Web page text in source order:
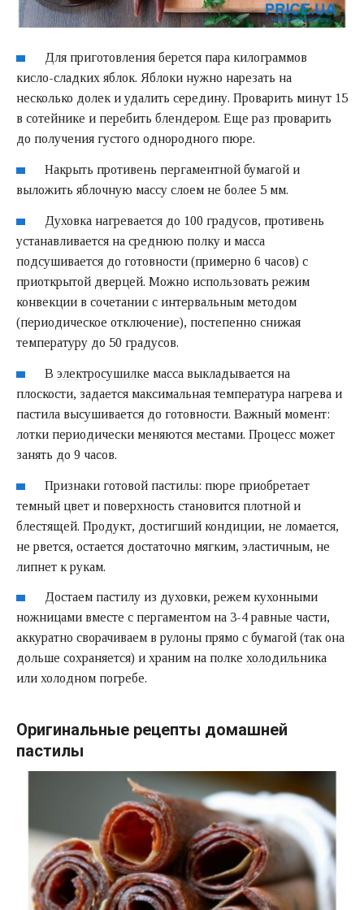
Для приготовления берется пара килограммов
кисло-сладких яблок. Яблоки нужно нарезать на
несколько долек и удалить середину. Проварить минут 15
в сотейнике и перебить блендером. Еще раз проварить
до получения густого однородного пюре.
Накрыть противень пергаментной бумагой и
выложить яблочную массу слоем не более 5 мм.
Духовка нагревается до 100 градусов, противень
устанавливается на среднюю полку и масса
подсушивается до готовности (примерно 6 часов) с
приоткрытой дверцей. Можно использовать режим
конвекции в сочетании с интервальным методом
(периодическое отключение), постепенно снижая
температуру до 50 градусов.
Вэлектросушилке масса выкладывается на
плоскости, задается максимальная температура нагрева и
пастила высушивается до готовности. Важный момент:
лотки периодически меняются местами. Процесс может
занять до 9 часов.
Признаки готовой пастилы: пюре приобретает
темный цвет и поверхность становится плотной и
блестящей. Продукт, достигший кондиции, не ломается,
не рвется, остается достаточно мягким, эластичным, не
липнет к рукам.
Достаем пастилу из духовки, режем кухонными
ножницами вместе с пергаментом на 3-4 равные части,
аккуратно сворачиваем в рулоны прямо с бумагой (так она
дольше сохраняется) и храним на полке холодильника
или холодном погребе.
Оригинальные рецепты домашней
пастилы